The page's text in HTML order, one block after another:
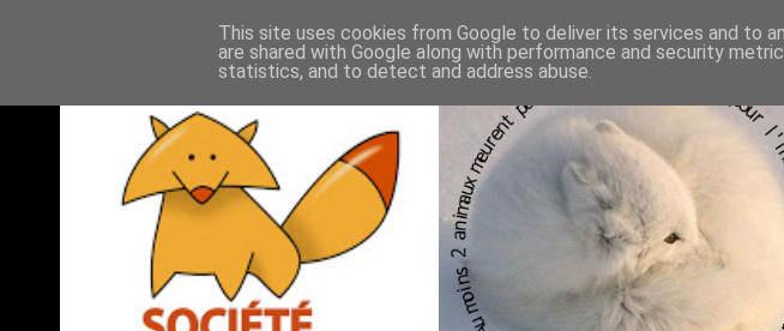
This site uses cookies from Google to deliver its services and to
are shared with Google along with performance and security
statistics, and to detect and address abuse.